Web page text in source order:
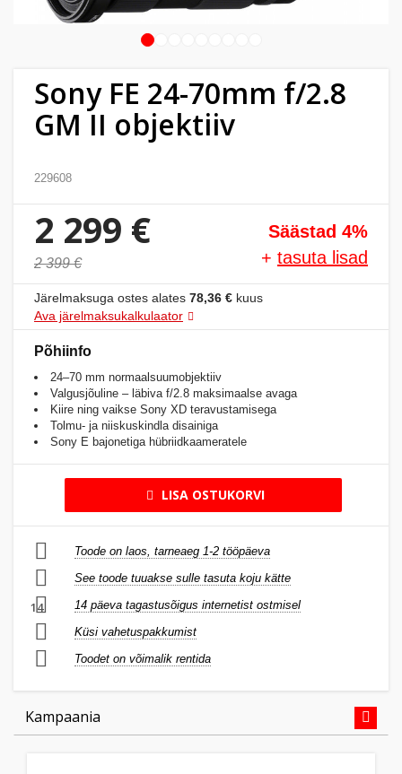
1
Sony FE 24-70mm f/2.8
GM II objektiiv
229608
2 299 €
+ tasuta lisad
Säästad 4%
2 399 €
Järelmaksuga ostes alates 78,36 € kuus
Ava järelmaksukalkulaator
Põhiinfo
24–70 mm normaalsuumobjektiiv
Valgusjõuline – läbiva f/2.8 maksimaalse avaga
Kiire ning vaikse Sony XD teravustamisega
Tolmu- ja niiskuskindla disainiga
Sony E bajonetiga hübriidkaameratele
LISA OSTUKORVI
Toode on laos, tarneaeg 1-2 tööpäeva
See toode tuuakse sulle tasuta koju kätte
14
14 päeva tagastusõigus internetist ostmisel
Küsi vahetuspakkumist
Toodet on võimalik rentida
Kampaania
Elektroonika
aed
Sport
hobi
Auto